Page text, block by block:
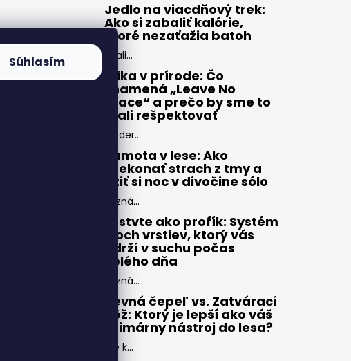
Súhlasím
Jedlo na viacdňový trek:
Ako si zabaliť kalórie,
ktoré nezaťažia batoh
Zbali...
Etika v prírode: Čo
znamená „Leave No
Trace“ a prečo by sme to
mali rešpektovať
Moder...
Samota v lese: Ako
prekonať strach z tmy a
užiť si noc v divočine sólo
Pozná...
Vrstvte ako profík: Systém
troch vrstiev, ktorý vás
udrží v suchu počas
celého dňa
Pozná...
Pevná čepeľ vs. Zatvárací
nôž: Ktorý je lepší ako váš
primárny nástroj do lesa?
Pre k...